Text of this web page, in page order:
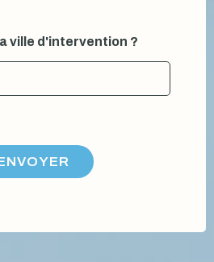
ville d'intervention ?